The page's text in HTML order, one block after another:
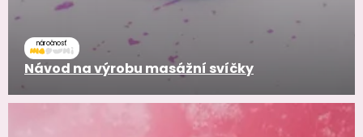
náročnosť
Návod na výrobu masážní svíčky